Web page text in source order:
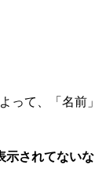
って、「名前」
示されてないな